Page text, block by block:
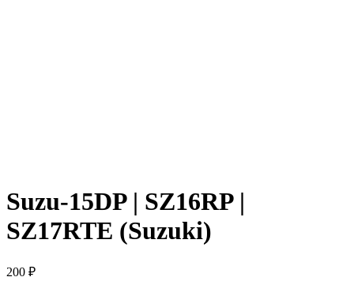
Suzu-15DP | SZ16RP |
SZ17RTE (Suzuki)
200 ₽